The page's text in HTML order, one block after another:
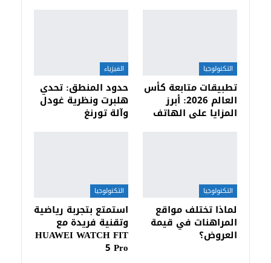
التكنولوجيا
تطبيقات متابعة كأس
العالم 2026: أبرز
المزايا على الهاتف
الفيزياء
حدود المنطق: تحدي
هلبرت ونظرية غودل
وآلة تورنغ
التكنولوجيا
لماذا تختلف مواقع
المراهنات في قيمة
العروض؟
التكنولوجيا
استمتع بتجربة رياضية
وتقنية فريدة مع
HUAWEI WATCH FIT
5 Pro